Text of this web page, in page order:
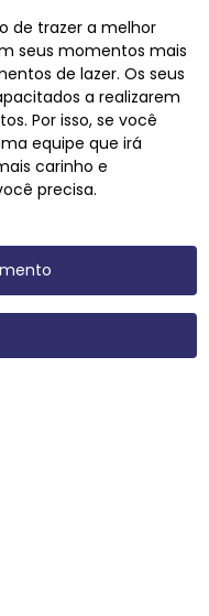
de trazer a melhor
seus momentos mais
de lazer. Os seus
a realizarem
Por isso, se você
equipe que irá
carinho e
precisa.